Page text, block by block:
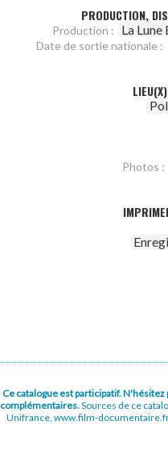
PRODUCTION,
Production : La Lune
Date de sortie nationale :
Photos :
Ce catalogue est participatif.
complémentaires.Sources de ce
Unifrance, www.film-